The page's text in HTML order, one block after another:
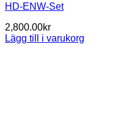
HD-ENW-Set
2,800.00kr
Lägg till i varukorg